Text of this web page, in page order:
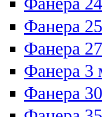
Фанера
Фанера
Фанера 3
Фанера